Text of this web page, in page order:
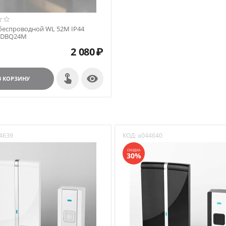
WL 52M IP44
2 080₽
КОРЗИНУ 
КОД: a044640
СКИДКА
30%